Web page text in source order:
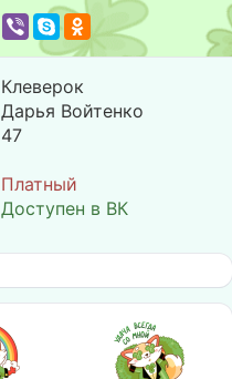
Клеверок
Дарья Войтенко
47
Платный
Доступен в ВК